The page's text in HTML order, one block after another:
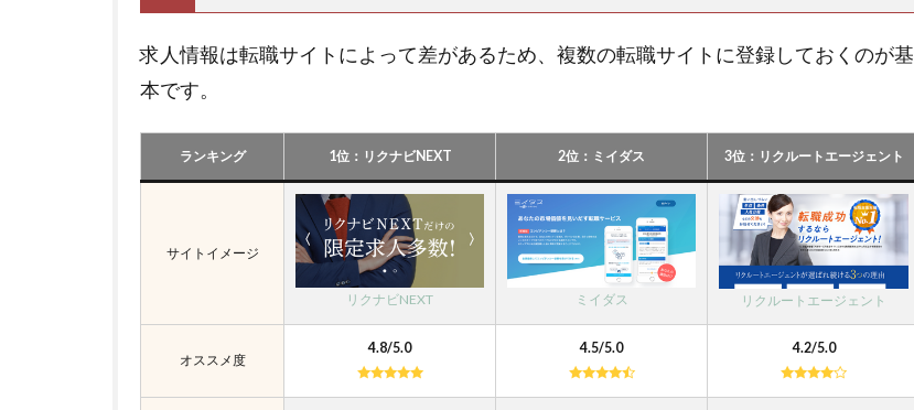
求人情報は転職サイトによって差があるため、複数の転職サイトに登録しておくのが基
本です。
ランキング 1位：リクナビNEXT 2位：ミイダス 3位：リクルートエージェント
サイトイメージ
リクナビNEXT ミイダス リクルートエージェント
オススメ度
4.8/5.0 4.5/5.0 4.2/5.0